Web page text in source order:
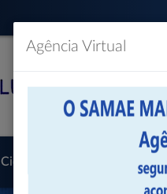
Cidadão
Agência Virtual